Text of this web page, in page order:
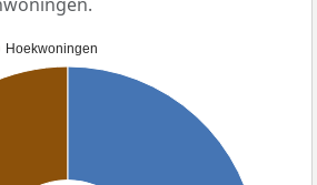
Hoekwoningen